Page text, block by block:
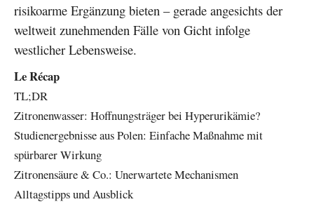
risikoarme Ergänzung bieten – gerade angesichts der
weltweit zunehmenden Fälle von Gicht infolge
westlicher Lebensweise.
Le Récap
TL;DR
Zitronenwasser: Hoffnungsträger bei Hyperurikämie?
Studienergebnisse aus Polen: Einfache Maßnahme mit
spürbarer Wirkung
Zitronensäure & Co.: Unerwartete Mechanismen
Alltagstipps und Ausblick